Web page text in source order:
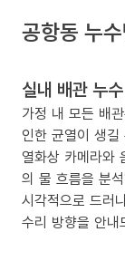
공항동 누
실내 배관 누
가정 내 모든 배
인한 균열이 생길
열화상 카메라와
의 물 흐름을 분
시각적으로 드러
수리 방향을 안내